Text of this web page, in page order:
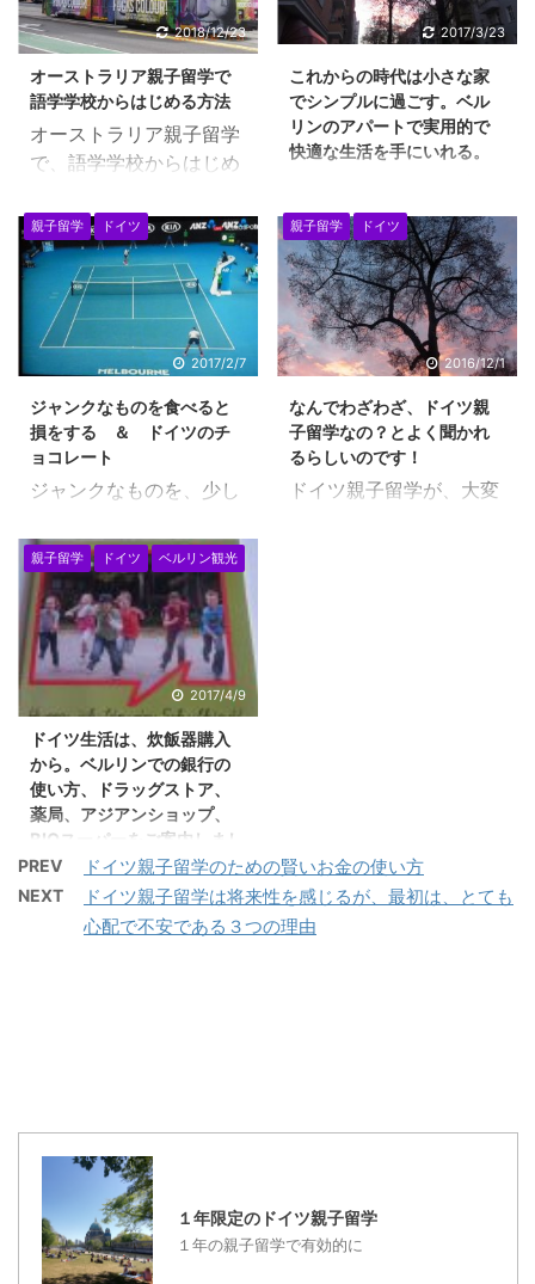
2018/12/23
オーストラリア親子留学で
語学学校からはじめる方法
オーストラリア親子留学
で、語学学校からはじめ
の滞在をしてから、ドイ
ツ親子留学に移行してい
く方法もあります。 現
在、NZにて、数ヶ月の
親子留学をしてから、ド
イツに来られている方も
が小学校を卒業して中学
くらいだと、短期間の英
語圏での留学も有効的で
はないかと見ておりま
す。 オーストラリア親
子留学で、数か月の語学
学校に通学する方法 英
語もまだあまり慣れてい
ない方、海外もまだ慣れ
ていない方にとっては、
いきなりドイツ親子留学
からはじめるのは、大 ...
2017/3/23
これからの時代は小さな家
でシンプルに過ごす。ベル
リンのアパートで実用的で
快適な生活を手にいれる。
アパートメントは快適。
小さな家を目指そう！
「ちいさいおうち」とい
う絵本がありましたよ
ね。小さな家って、好き
ですね。 ベルリンのアパ
ートメントは、利便性が
よく快適になります。 ベ
ルリンは首都ですので、
車も必要ありませんし、
健康的に買い物へ行くに
親子留学 ドイツ
2017/2/7
ジャンクなものを食べると
損をする ＆ ドイツのチ
ョコレート
ジャンクなものを、少し
と、時間も失います！ 本
日から、ドイツの１週間
の冬休みも終了し、息子
の学校がはじまりまし
た。 先週は、お休みでし
たので、友達が家に来た
りと、せわしない１週間
でした。 息子は、中学
生。友達も男子中学生た
ち、１５歳くらいで、生
意気な時代。 Ｘ－ＢＯＸ
のFIFAサッカーゲームで
盛り上がるわけです。 息
子は、来客は男子たちな
親子留学 ドイツ
2016/12/1
なんでわざわざ、ドイツ親
子留学なの？とよく聞かれ
るらしいのです！
ドイツ親子留学が、大変
は、ヨーロッパだし、ず
いぶん遠いイメージがあ
るようです。 また、ドイ
親子留学 ドイツ ベルリン観光
2017/4/9
ドイツ生活は、炊飯器購入
から。ベルリンでの銀行の
使い方、ドラッグストア、
薬局、アジアンショップ、
BIOスーパーをご案内しまし
た。
ドイツ生活では、日本人
は、炊飯器が必須です
れ、市役所での住民登
録、銀行の開設、子供の
学校手続きと見学をもう
すでに済ませています。
お子さまは、これから、
学校用の健康診断をし
PREV ドイツ親子留学のための賢いお金の使い方
NEXT
ドイツ親子留学は将来性を感じるが、最初は、とても
心配で不安である３つの理由
１年限定のドイツ親子留学
１年の親子留学で有効的に